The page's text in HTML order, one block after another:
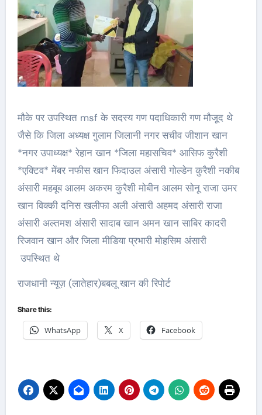
मौके पर उपस्थित msf के सदस्य गण पदाधिकारी गण मौजूद थे
जैसे कि जिला अध्यक्ष गुलाम जिलानी नगर सचीव जीशान खान
*नगर उपाध्यक्ष* रेहान खान *जिला महासचिव* आसिफ कुरैशी
*एक्टिव* मेंबर नफीस खान फिदाउल अंसारी गोल्डेन कुरैशी नकीब
अंसारी महबूब आलम अकरम कुरैशी मोबीन आलम सोनू राजा उमर
खान विक्की दनिस खलीफा अली अंसारी अहमद अंसारी राजा
अंसारी अल्तमश अंसारी सादाब खान अमन खान साबिर कादरी
रिजवान खान और जिला मीडिया प्रभारी मोहसिम अंसारी
उपस्थित थे
राजधानी न्यूज़ (लातेहार)बबलू खान की रिपोर्ट
Share this:
WhatsApp X Facebook